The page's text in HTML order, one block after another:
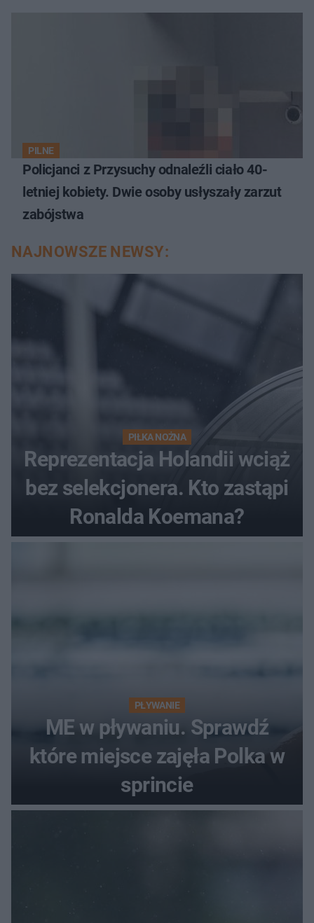
PILNE
Policjanci z Przysuchy odnaleźli ciało 40-
letniej kobiety. Dwie osoby usłyszały zarzut
zabójstwa
NAJNOWSZE NEWSY:
PIŁKA NOŻNA
Reprezentacja Holandii wciąż
bez selekcjonera. Kto zastąpi
Ronalda Koemana?
PŁYWANIE
ME w pływaniu. Sprawdź
które miejsce zajęła Polka w
sprincie